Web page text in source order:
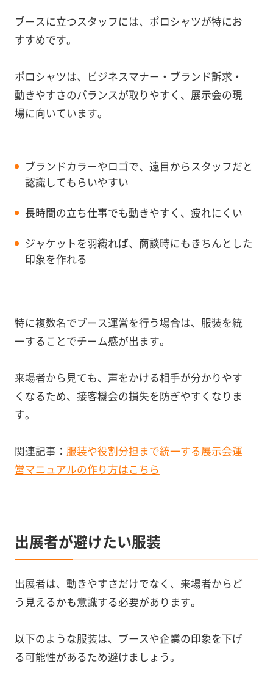
ブースに立つスタッフには、ポロシャツが特にお
すすめです。
ポロシャツは、ビジネスマナー・ブランド訴求・
動きやすさのバランスが取りやすく、展示会の現
場に向いています。
ブランドカラーやロゴで、遠目からスタッフだと
認識してもらいやすい
長時間の立ち仕事でも動きやすく、疲れにくい
ジャケットを羽織れば、商談時にもきちんとした
印象を作れる
特に複数名でブース運営を行う場合は、服装を統
一することでチーム感が出ます。
来場者から見ても、声をかける相手が分かりやす
くなるため、接客機会の損失を防ぎやすくなりま
す。
関連記事： 服装や役割分担まで統一する展示会運
営マニュアルの作り方はこちら
出展者が避けたい服装
出展者は、動きやすさだけでなく、来場者からど
う見えるかも意識する必要があります。
以下のような服装は、ブースや企業の印象を下げ
る可能性があるため避けましょう。